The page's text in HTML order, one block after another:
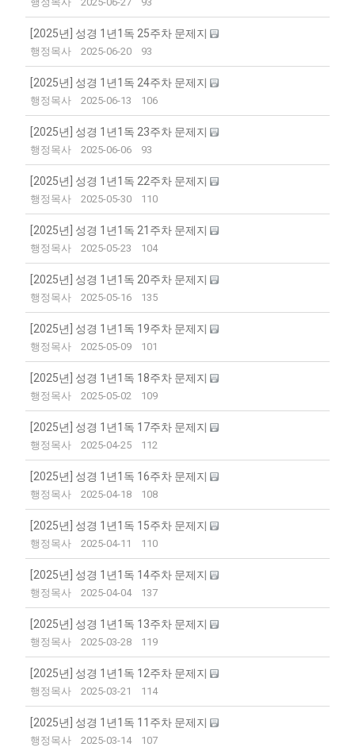
[2025년] 성경 1년1독 25주차 문제지
행정목사 2025-06-20 93
[2025년] 성경 1년1독 24주차 문제지
행정목사 2025-06-13 106
[2025년] 성경 1년1독 23주차 문제지
행정목사 2025-06-06 93
[2025년] 성경 1년1독 22주차 문제지
행정목사 2025-05-30 110
[2025년] 성경 1년1독 21주차 문제지
행정목사 2025-05-23 104
[2025년] 성경 1년1독 20주차 문제지
행정목사 2025-05-16 135
[2025년] 성경 1년1독 19주차 문제지
행정목사 2025-05-09 101
[2025년] 성경 1년1독 18주차 문제지
행정목사 2025-05-02 109
[2025년] 성경 1년1독 17주차 문제지
행정목사 2025-04-25 112
[2025년] 성경 1년1독 16주차 문제지
행정목사 2025-04-18 108
[2025년] 성경 1년1독 15주차 문제지
행정목사 2025-04-11 110
[2025년] 성경 1년1독 14주차 문제지
행정목사 2025-04-04 137
[2025년] 성경 1년1독 13주차 문제지
행정목사 2025-03-28 119
[2025년] 성경 1년1독 12주차 문제지
행정목사 2025-03-21 114
[2025년] 성경 1년1독 11주차 문제지
행정목사 2025-03-14 107